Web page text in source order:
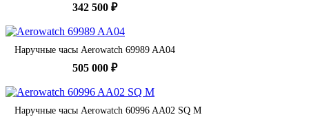
342 500 ₽
Наручные часы Aerowatch 69989 AA04
505 000 ₽
Наручные часы Aerowatch 60996 AA02 SQ M